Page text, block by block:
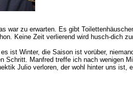
war zu erwarten. Es gibt
Keine Zeit verlierend wird husch-dich
ist Winter, die Saison ist vorüber,
Manfred treffe ich nach wenigen
Julio verloren, der wohl hinter uns ist,